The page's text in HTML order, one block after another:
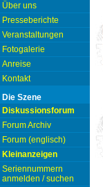
Über uns
Presseberichte
Veranstaltungen
Fotogalerie
Anreise
Kontakt
Die Szene
Diskussionsforum
Forum Archiv
Forum (englisch)
Kleinanzeigen
Seriennummern
anmelden / suchen